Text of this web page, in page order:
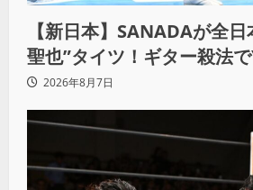
【新日本】SANADAが全
聖也”タイツ！ギター殺法
KO「俺と闘う時は考えろ。
2026年8月7日